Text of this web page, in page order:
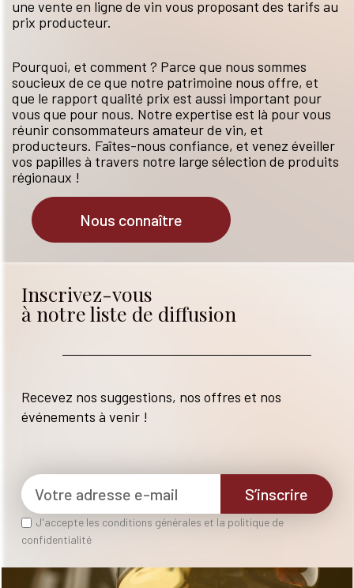
une vente en ligne de vin vous proposant des tarifs au
prix producteur.
Pourquoi, et comment ? Parce que nous sommes
soucieux de ce que notre patrimoine nous offre, et
que le rapport qualité prix est aussi important pour
vous que pour nous. Notre expertise est là pour vous
réunir consommateurs amateur de vin, et
producteurs. Faîtes-nous confiance, et venez éveiller
vos papilles à travers notre large sélection de produits
régionaux !
Nous connaître
Inscrivez-vous
à notre liste de diffusion
Recevez nos suggestions, nos offres et nos
événements à venir !
S’inscrire
J'accepte les conditions générales et la politique de
confidentialité